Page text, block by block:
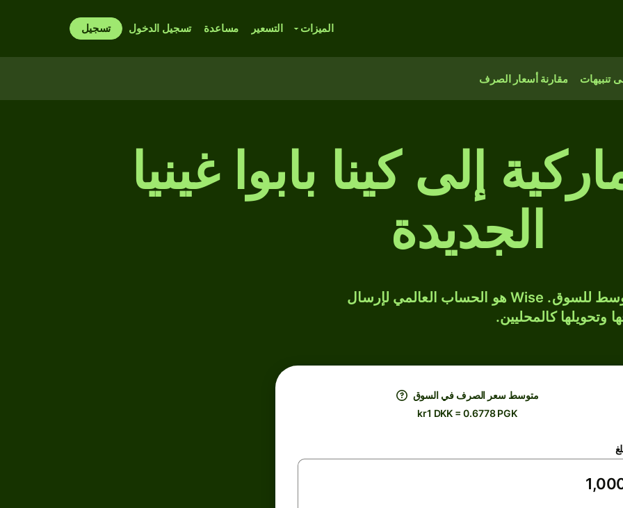
الميزات التسعير مساعدة تسجيل الدخول تسجيل
تنبيهات مقارنة أسعار الصرف
إلى كينا بابوا غينيا
الجديدة
حوّل DKK إلى PGK بسعر الصرف المتوسط للسوق. Wise هو الحساب العالمي لإرسال
وتحويلها كالمحليين.
متوسط ​​سعر الصرف في السوق
kr1 DKK = 0.6778 PGK